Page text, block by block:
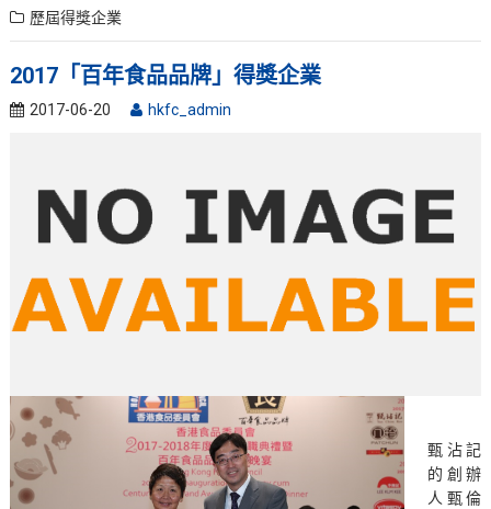
歷屆得獎企業
2017「百年食品品牌」得獎企業
2017-06-20 hkfc_admin
甄沾記
的創辦
人甄倫